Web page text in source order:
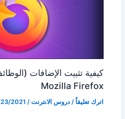
كيفية تثبيت الإضافات
Mozilla Firefox
اترك تعليقاً /دروس الانترنت /
2021